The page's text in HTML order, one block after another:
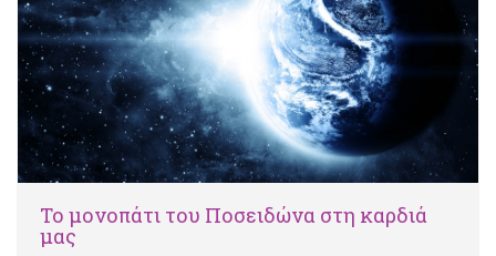
Το μονοπάτι του Ποσειδώνα στη καρδιά
μας